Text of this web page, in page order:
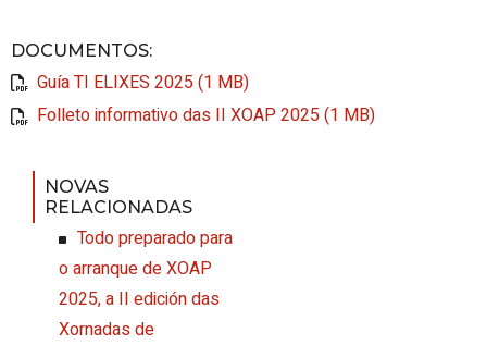
DOCUMENTOS:
Guía TI ELIXES 2025 (1 MB)
Folleto informativo das II XOAP 2025 (1 MB)
NOVAS
RELACIONADAS
Todo preparado para
o arranque de XOAP
2025, a II edición das
Xornadas de